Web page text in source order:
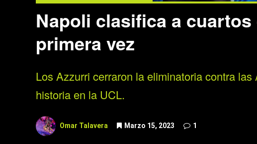
Napoli clasifica a
primera vez
Los Azzurri cerraron la eliminatoria contra
historia en la UCL.
Omar Talavera Marzo 15, 2023 1